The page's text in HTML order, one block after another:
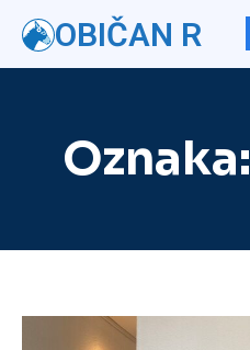
OBIČAN R
Oznaka: